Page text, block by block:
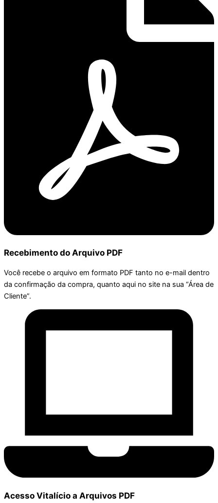
Recebimento do Arquivo PDF
Você recebe o arquivo em formato PDF tanto no e-mail dentro
da confirmação da compra, quanto aqui no site na sua “Área de
Cliente”.
Acesso Vitalício a Arquivos PDF